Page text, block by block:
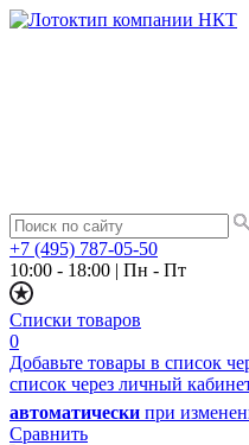
+7 (495) 787-05-50
10:00 - 18:00 | Пн - Пт
Списки товаров
0
Добавьте товары в список
список через личный
автоматически при
Сравнить